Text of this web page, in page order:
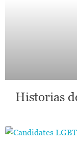
Historias